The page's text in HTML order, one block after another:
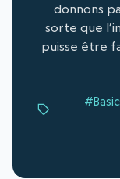
donnons
sorte que
puisse être